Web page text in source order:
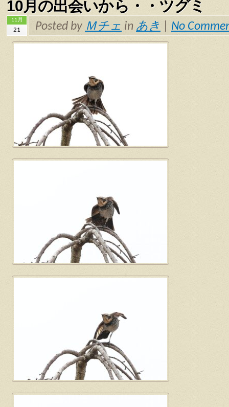
10月の出会いから・・ツグミ
11月
21 Posted by Ｍチェ in あき No